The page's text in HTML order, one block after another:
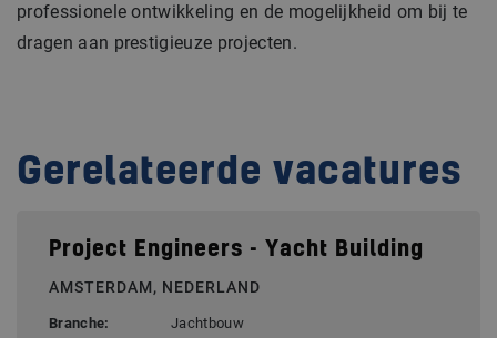
professionele ontwikkeling en de mogelijkheid om bij te
dragen aan prestigieuze projecten.
Gerelateerde vacatures
Project Engineers - Yacht Building
AMSTERDAM, NEDERLAND
Branche:
Jachtbouw